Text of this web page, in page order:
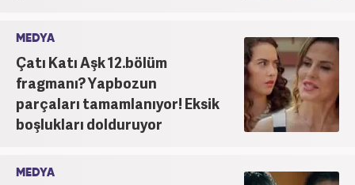
MEDYA
Çatı Katı Aşk 12.bölüm
fragmanı? Yapbozun
parçaları tamamlanıyor! Eksik
boşlukları dolduruyor
MEDYA